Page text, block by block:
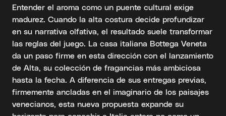
Entender el aroma como un puente cultural exige
madurez. Cuando la alta costura decide profundizar
en su narrativa olfativa, el resultado suele transformar
las reglas del juego. La casa italiana Bottega Veneta
da un paso firme en esta dirección con el lanzamiento
de Alta, su colección de fragancias más ambiciosa
hasta la fecha. A diferencia de sus entregas previas,
firmemente ancladas en el imaginario de los paisajes
venecianos, esta nueva propuesta expande su